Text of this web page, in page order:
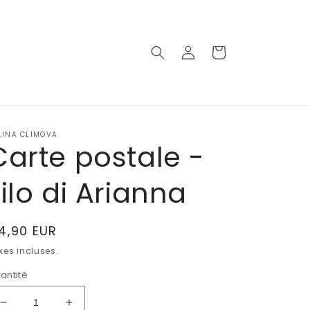
ConnexionPanier
CLIMOVA
postale -
di Arianna
EUR
incluses.